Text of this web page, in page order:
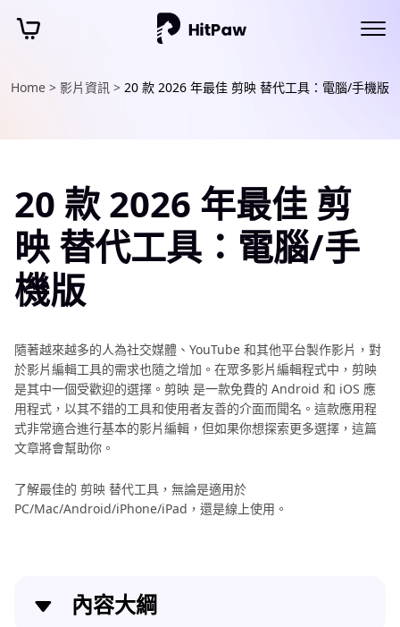
Home > 影片資訊 > 20 款 2026 年最佳 剪映 替代工具：電腦/手機版
20 款 2026 年最佳 剪
映 替代工具：電腦/手
機版
隨著越來越多的人為社交媒體、YouTube 和其他平台製作影片，對
於影片編輯工具的需求也隨之增加。在眾多影片編輯程式中，剪映
是其中一個受歡迎的選擇。剪映 是一款免費的 Android 和 iOS 應
用程式，以其不錯的工具和使用者友善的介面而聞名。這款應用程
式非常適合進行基本的影片編輯，但如果你想探索更多選擇，這篇
文章將會幫助你。
了解最佳的 剪映 替代工具，無論是適用於
PC/Mac/Android/iPhone/iPad，還是線上使用。
內容大綱